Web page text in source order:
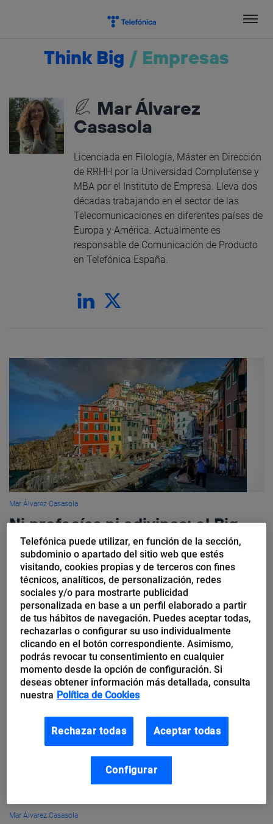
Think Big / Empresas
Mar Álvarez
Casasola
Licenciada en Filología, Máster en Dirección
de RRHH por la Universidad Complutense y
MBA por el Instituto de Empresa. Lleva dos
décadas trabajando en el sector de las
Telecomunicaciones en diferentes países de
Europa y América. Actualmente es
responsable de Comunicación de Producto
en Telefónica España.
Mar Álvarez Casasola
Ni profecías ni adivinos: el Big
Data te ayudará a conocer a los
futuros turistas
Como tantos otros sectores de actividad, el turístico se
beneficiaría mucho si pudiera conocer con antelación
determinada información sobre sus futuros clientes. Y eso es
posible no con adivinos...
Mar Álvarez Casasola
Telefónica puede utilizar, en función de la sección,
subdominio o apartado del sitio web que estés
visitando, cookies propias y de terceros con fines
técnicos, analíticos, de personalización, redes
sociales y/o para mostrarte publicidad
personalizada en base a un perfil elaborado a partir
de tus hábitos de navegación. Puedes aceptar todas,
rechazarlas o configurar su uso individualmente
clicando en el botón correspondiente. Asimismo,
podrás revocar tu consentimiento en cualquier
momento desde la opción de configuración. Si
deseas obtener información más detallada, consulta
nuestra Política de Cookies
Rechazar todas Aceptar todas
Configurar